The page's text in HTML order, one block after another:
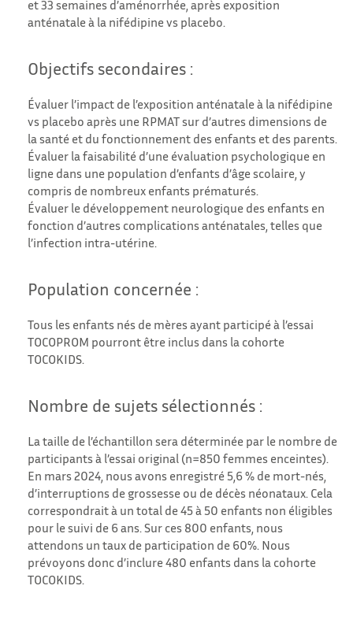
et 33 semaines d’aménorrhée, après exposition
anténatale à la nifédipine vs placebo.
Objectifs secondaires :
Évaluer l’impact de l’exposition anténatale à la nifédipine
vs placebo après une RPMAT sur d’autres dimensions de
la santé et du fonctionnement des enfants et des parents.
Évaluer la faisabilité d’une évaluation psychologique en
ligne dans une population d’enfants d’âge scolaire, y
compris de nombreux enfants prématurés.
Évaluer le développement neurologique des enfants en
fonction d’autres complications anténatales, telles que
l’infection intra-utérine.
Population concernée :
Tous les enfants nés de mères ayant participé à l’essai
TOCOPROM pourront être inclus dans la cohorte
TOCOKIDS.
Nombre de sujets sélectionnés :
La taille de l’échantillon sera déterminée par le nombre de
participants à l’essai original (n=850 femmes enceintes).
En mars 2024, nous avons enregistré 5,6 % de mort-nés,
d’interruptions de grossesse ou de décès néonataux. Cela
correspondrait à un total de 45 à 50 enfants non éligibles
pour le suivi de 6 ans. Sur ces 800 enfants, nous
attendons un taux de participation de 60%. Nous
prévoyons donc d’inclure 480 enfants dans la cohorte
TOCOKIDS.